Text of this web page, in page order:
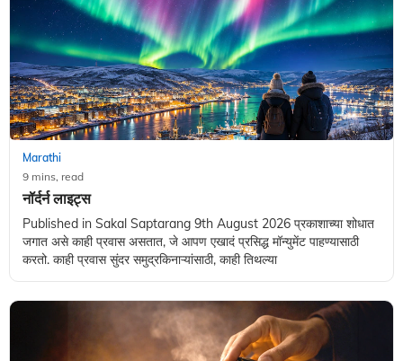
Marathi
9 mins, read
नॉर्दर्न लाइट्स
Published in Sakal Saptarang 9th August 2026 प्रकाशाच्या शोधात
जगात असे काही प्रवास असतात, जे आपण एखादं प्रसिद्ध मॉन्युमेंट पाहण्यासाठी
करतो. काही प्रवास सुंदर समुद्रकिनाऱ्यांसाठी, काही तिथल्या